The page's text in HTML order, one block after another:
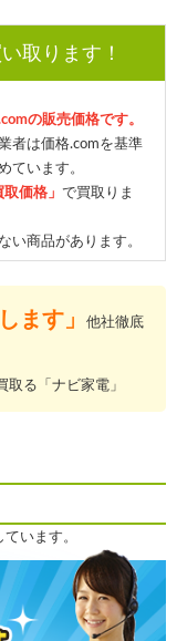
取ります！
の販売価格です。
者は価格.comを基準
ています。
価格」 で買取りま
い商品があります。
ます」
他社徹底
る「ナビ家電」
います。